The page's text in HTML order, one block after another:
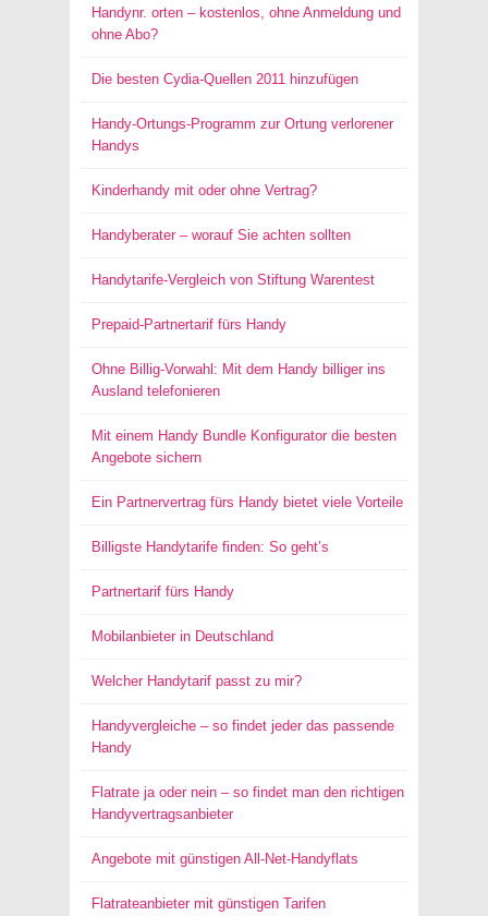
Handynr. orten – kostenlos, ohne Anmeldung und
ohne Abo?
Die besten Cydia-Quellen 2011 hinzufügen
Handy-Ortungs-Programm zur Ortung verlorener
Handys
Kinderhandy mit oder ohne Vertrag?
Handyberater – worauf Sie achten sollten
Handytarife-Vergleich von Stiftung Warentest
Prepaid-Partnertarif fürs Handy
Ohne Billig-Vorwahl: Mit dem Handy billiger ins
Ausland telefonieren
Mit einem Handy Bundle Konfigurator die besten
Angebote sichern
Ein Partnervertrag fürs Handy bietet viele Vorteile
Billigste Handytarife finden: So geht’s
Partnertarif fürs Handy
Mobilanbieter in Deutschland
Welcher Handytarif passt zu mir?
Handyvergleiche – so findet jeder das passende
Handy
Flatrate ja oder nein – so findet man den richtigen
Handyvertragsanbieter
Angebote mit günstigen All-Net-Handyflats
Flatrateanbieter mit günstigen Tarifen